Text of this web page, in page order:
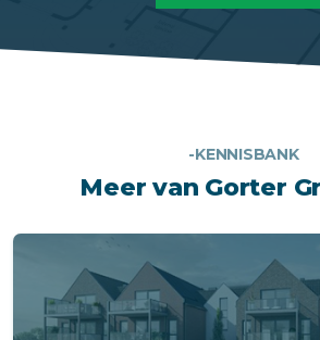
-KENNISBANK
Meer van Gorter